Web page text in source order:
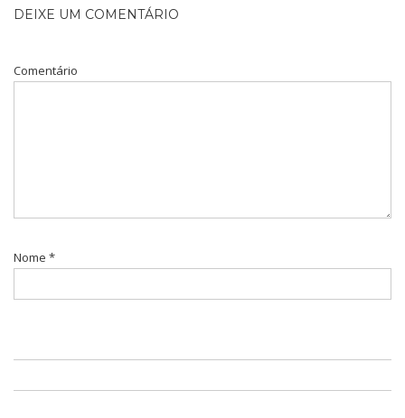
DEIXE UM COMENTÁRIO
Comentário
Nome *